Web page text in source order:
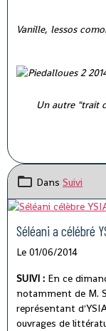
Vanille, lessos
Un autre "trait
Dans Suivi
Séléani a célébré
Le 01/06/2014
SUIVI : En ce
notamment de M.
représentant
ouvrages de